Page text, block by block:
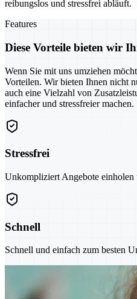
reibungslos und stressfrei abläuft.
Features
Diese Vorteile bieten wir
Wenn Sie mit uns umziehen
Vorteilen. Wir bieten Ihnen nicht
auch eine Vielzahl von
einfacher und stressfreier machen.
Stressfrei
Unkompliziert Angebote einholen
Schnell
Schnell und einfach zum besten